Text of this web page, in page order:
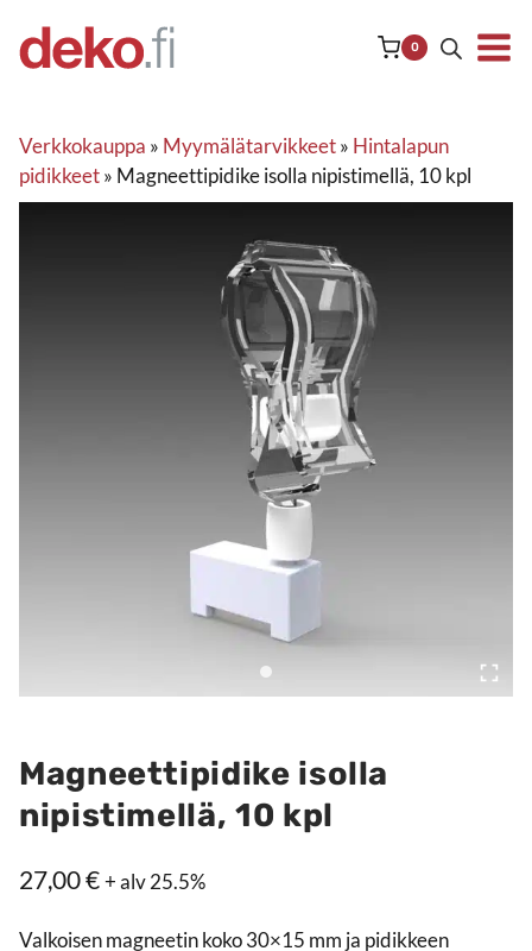
sisältöön
0
Verkkokauppa » Myymälätarvikkeet» Hintalapun
pidikkeet» Magneettipidike isolla nipistimellä, 10 kpl
Magneettipidike isolla
nipistimellä, 10 kpl
27,00€+ alv 25.5%
Valkoisen magneetin koko 30×15 mm ja pidikkeen